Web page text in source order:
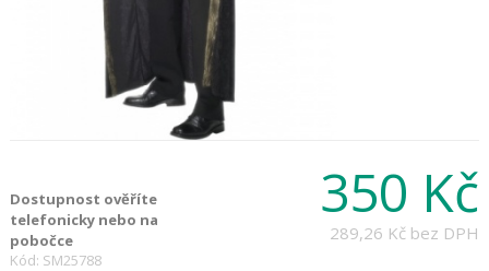
350 Kč
289,26 Kč bez DPH
Dostupnost ověříte
telefonicky nebo na
pobočce
Kód: SM25788